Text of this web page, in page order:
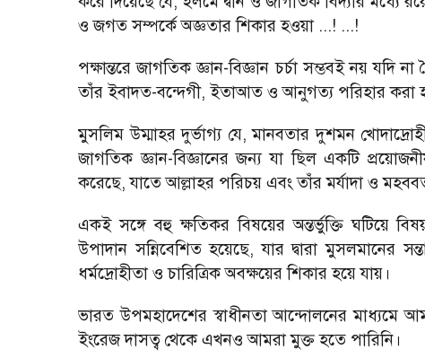
ও জগত সম্পর্কে অজ্ঞতার শিকার হওয়া ...! ...!
পক্ষান্তরে জাগতিক জ্ঞান-বিজ্ঞান চর্চা সম্ভবই নয় যদি
তাঁর ইবাদত-বন্দেগী, ইতাআত ও আনুগত্য পরিহার করা
মুসলিম উম্মাহর দুর্ভাগ্য যে, মানবতার দুশমন
জাগতিক জ্ঞান-বিজ্ঞানের জন্য যা ছিল একটি
করেছে, যাতে আল্লাহর পরিচয় এবং তাঁর মর্যাদা ও
একই সঙ্গে বহু ক্ষতিকর বিষয়ের অন্তর্ভুক্তি ঘটিয়ে
উপাদান সন্নিবেশিত হয়েছে, যার দ্বারা মুসলমানের
ধর্মদ্রোহীতা ও চারিত্রিক অবক্ষয়ের শিকার হয়ে যায়।
ভারত উপমহাদেশের স্বাধীনতা আন্দোলনের মাধ্যমে
ইংরেজ দাসত্ব থেকে এখনও আমরা মুক্ত হতে পারিনি।